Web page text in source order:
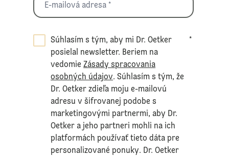
Súhlasím s tým, aby mi Dr. Oetker
posielal newsletter. Beriem na
vedomieZásady spracovania
osobných údajov. Súhlasím s tým, že
Dr. Oetker zdieľa moju e-mailovú
adresu v šifrovanej podobe s
marketingovými partnermi, aby Dr.
Oetker a jeho partneri mohli na ich
platformách používať tieto dáta pre
personalizované ponuky. Dr. Oetker
*